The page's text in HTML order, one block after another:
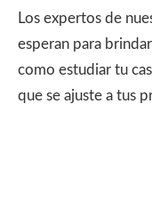
Los expertos de
esperan para
como estudiar tu
que se ajuste a tus